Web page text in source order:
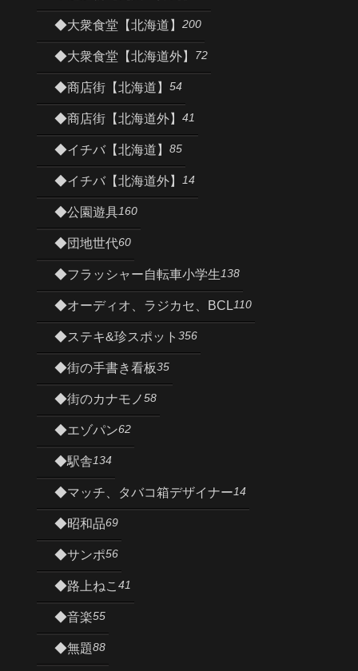
◆大衆食堂【北海道】 200
◆大衆食堂【北海道外】 72
◆商店街【北海道】 54
◆商店街【北海道外】 41
◆イチバ【北海道】 85
◆イチバ【北海道外】 14
◆公園遊具160
◆団地世代60
◆フラッシャー自転車小学生138
◆オーディオ、ラジカセ、BCL110
◆ステキ&珍スポット 356
◆街の手書き看板35
◆街のカナモノ58
◆エゾパン62
◆駅舎134
◆マッチ、タバコ箱デザイナー14
◆昭和品69
◆サンポ56
◆路上ねこ 41
◆音楽55
◆無題88